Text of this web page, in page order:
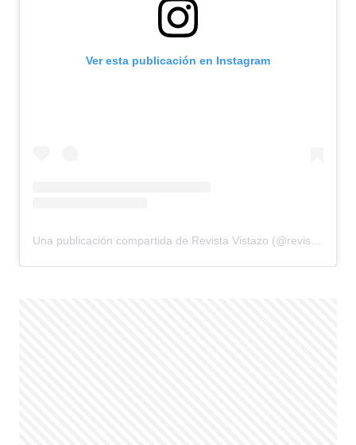
Ver esta publicación en Instagram